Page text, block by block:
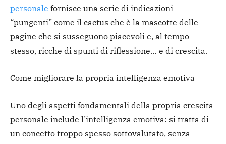
personale fornisce una serie di indicazioni
“pungenti” come il cactus che è la mascotte delle
pagine che si susseguono piacevoli e, al tempo
stesso, ricche di spunti di riflessione… e di crescita.
Come migliorare la propria intelligenza emotiva
Uno degli aspetti fondamentali della propria crescita
personale include l’intelligenza emotiva: si tratta di
un concetto troppo spesso sottovalutato, senza